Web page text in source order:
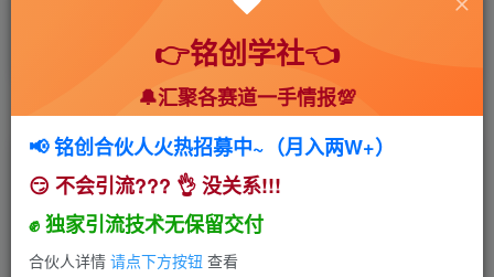
首页 🍻会员专享 📚综合教程 正文
手把手教你0到1系统玩转闲鱼变现，爆款思维/超
级曝光/超高转化（15节课）
小助手
👉铭创学社👈
🔔汇聚各赛道一手情报💯
📢 铭创合伙人火热招募中~（月入两W+）
😏 不会引流??? 👌 没关系!!!
✊ 独家引流技术无保留交付
合伙人详情 请点下方按钮 查看